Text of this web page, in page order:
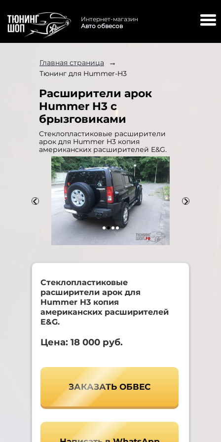
Интернет-магазин
Авто обвесов
Главная страница →
Тюнинг для Hummer-H3
Расширители арок
Hummer H3 с
брызговиками
Стеклопластиковые расширители
арок для Hummer H3 копия
американских расширителей E&G.
Стеклопластиковые
расширители арок для
Hummer H3 копия
американских расширителей
E&G.
Цена: 18 000 руб.
ЗАКАЗАТЬ ОБВЕС